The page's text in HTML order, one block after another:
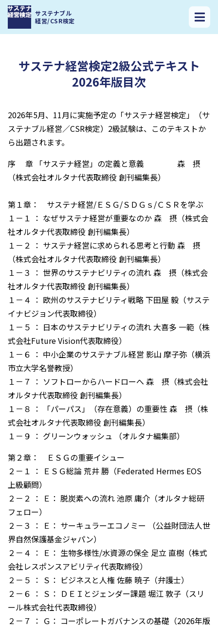
サステナブル
経営/CSR検定
サステナ経営検定トップ サステナ経営検定2級公式テキスト2026年版目次
サステナ経営検定2級公式テキスト
2026年版目次
2026年5月、11月に実施予定の「サステナ経営検定」（サ
ステナブル経営／CSR検定）2級試験は、このテキストか
ら出題されます。
序 章 「サステナ経営」の定義と意義 森 摂
（株式会社オルタナ代表取締役 創刊編集長）
第１章： サステナ経営/ＥＳＧ/ＳＤＧｓ/ＣＳＲを学ぶ
１－１ ： なぜサステナ経営が重要なのか 森 摂（株式会
社オルタナ代表取締役 創刊編集長）
１－２ ： サステナ経営に求められる思考と行動 森 摂
（株式会社オルタナ代表取締役 創刊編集長）
１－３ ： 世界のサステナビリティの流れ 森 摂（株式会
社オルタナ代表取締役 創刊編集長）
１－４ ： 欧州のサステナビリティ戦略 下田屋 毅（サステ
イナビジョン代表取締役）
１－５ ： 日本のサステナビリティの流れ 大喜多 一範（株
式会社Future Vision代表取締役）
１－６ ： 中小企業のサステナブル経営 影山 摩子弥（横浜
市立大学名誉教授）
１－７ ： ソフトローからハードローへ 森 摂（株式会社
オルタナ代表取締役 創刊編集長）
１－８ ： 「パーパス」（存在意義）の重要性 森 摂（株
式会社オルタナ代表取締役 創刊編集長）
１－９ ： グリーンウォッシュ （オルタナ編集部）
第２章： ＥＳＧの重要イシュー
２－１ ： ＥＳＧ総論 荒井 勝（Federated Hermes EOS
上級顧問）
２－２ ： Ｅ： 脱炭素への流れ 池原 庸介（オルタナ総研
フェロー）
２－３ ： Ｅ： サーキュラーエコノミー （公益財団法人世
界自然保護基金ジャパン）
２－４ ： Ｅ： 生物多様性/水資源の保全 足立 直樹（株式
会社レスポンスアビリティ代表取締役）
２－５ ： Ｓ： ビジネスと人権 佐藤 暁子（弁護士）
２－６ ： Ｓ： ＤＥＩとジェンダー課題 堀江 敦子（スリ
ール株式会社代表取締役）
２－７ ： Ｇ： コーポレートガバナンスの基礎（2026年版